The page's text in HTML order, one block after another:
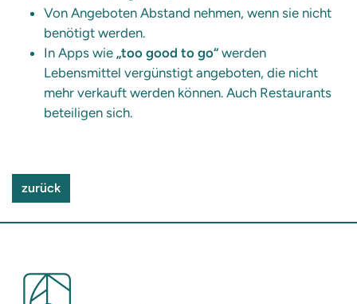
Von Angeboten Abstand nehmen, wenn sie nicht
benötigt werden.
In Apps wie „too good to go“ werden
Lebensmittel vergünstigt angeboten, die nicht
mehr verkauft werden können. Auch Restaurants
beteiligen sich.
zurück